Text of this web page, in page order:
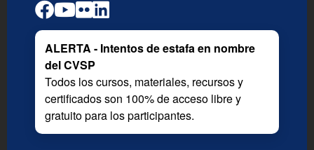
ALERTA - Intentos de estafa en nombre
del CVSP
Todos los cursos, materiales, recursos y
certificados son 100% de acceso libre y
gratuito para los participantes.